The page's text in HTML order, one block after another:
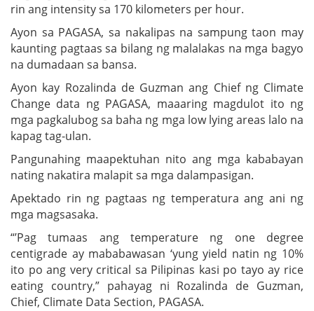
rin ang intensity sa 170 kilometers per hour.
Ayon sa PAGASA, sa nakalipas na sampung taon may
kaunting pagtaas sa bilang ng malalakas na mga bagyo
na dumadaan sa bansa.
Ayon kay Rozalinda de Guzman ang Chief ng Climate
Change data ng PAGASA, maaaring magdulot ito ng
mga pagkalubog sa baha ng mga low lying areas lalo na
kapag tag-ulan.
Pangunahing maapektuhan nito ang mga kababayan
nating nakatira malapit sa mga dalampasigan.
Apektado rin ng pagtaas ng temperatura ang ani ng
mga magsasaka.
“’Pag tumaas ang temperature ng one degree
centigrade ay mababawasan ‘yung yield natin ng 10%
ito po ang very critical sa Pilipinas kasi po tayo ay rice
eating country,” pahayag ni Rozalinda de Guzman,
Chief, Climate Data Section, PAGASA.